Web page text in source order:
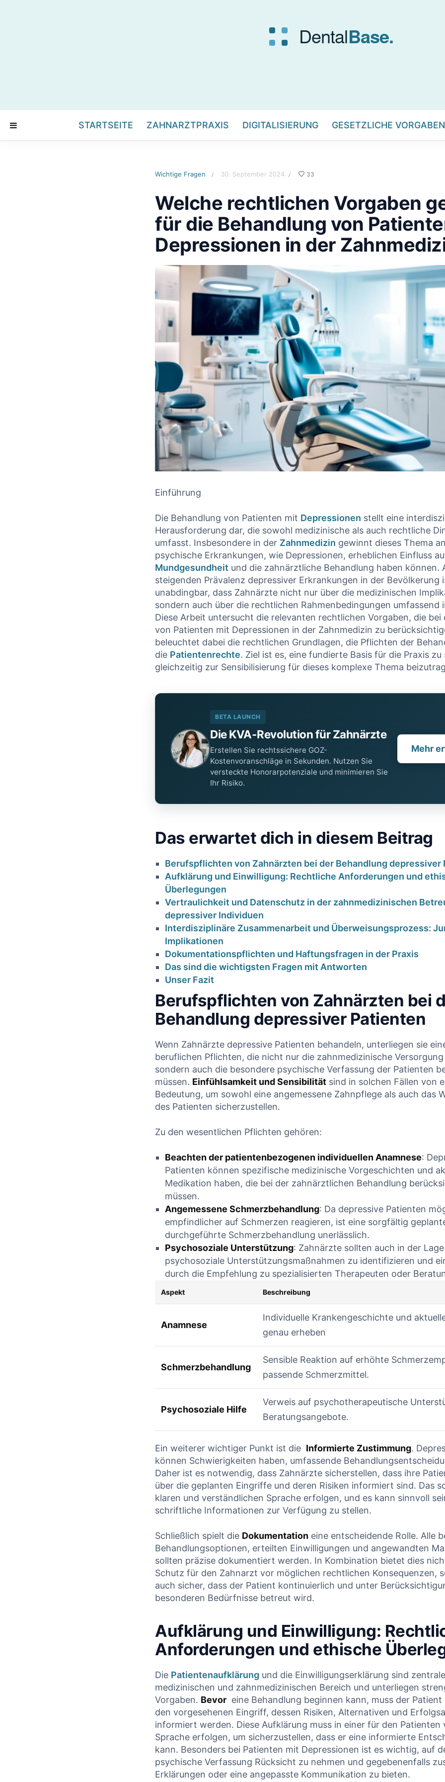
HKP korrekt
erstellt – warum
die PKV trotzdem
kürzt |
Fachanalyse für
Zahnärzte
18. Januar 2026
HKP-
Plausibilitätscheck:
Wird dieser Heil-
und Kostenplan
von der PKV
gekürzt?
17. Januar 2026
STARTSEITE ZAHNARZTPRAXIS DIGITALISIERUNG GESETZLICHE VORGABEN
Wichtige Fragen / 30. September 2024 / 33
Welche rechtlichen Vorgaben
für die Behandlung von
Depressionen in der
Einführung
Die Behandlung von Patienten mit Depressionen stellt eine‍
Herausforderung dar, die sowohl medizinische als auch rechtliche
umfasst. Insbesondere in der Zahnmedizin gewinnt dieses Thema
psychische Erkrankungen, wie Depressionen, erheblichen Einfluss
Mundgesundheit und die zahnärztliche Behandlung haben können.
⁣steigenden‌ Prävalenz depressiver Erkrankungen ‌in der Bevölkerung
unabdingbar, dass​ Zahnärzte nicht nur über die medizinischen
sondern auch über die rechtlichen Rahmenbedingungen umfassend
Diese Arbeit untersucht‌ die relevanten rechtlichen Vorgaben, die bei
von ‌Patienten mit ⁤Depressionen in der Zahnmedizin zu
beleuchtet dabei ⁤die rechtlichen Grundlagen, die Pflichten der
die Patientenrechte.‌ Ziel ist ​es, ⁣eine ‌fundierte Basis ⁤für ⁢die Praxis
gleichzeitig zur Sensibilisierung für dieses komplexe ⁢Thema
BETA LAUNCH
Die KVA-Revolution für Zahnärzte
Erstellen Sie rechtssichere GOZ-
Kostenvoranschläge in Sekunden. Nutzen Sie
versteckte Honorarpotenziale und minimieren Sie
Ihr Risiko.
Mehr
Das erwartet dich in diesem Beitrag
Berufspflichten von Zahnärzten bei der Behandlung depressiver
Aufklärung ‌und Einwilligung: Rechtliche‌ Anforderungen und
Überlegungen
Vertraulichkeit und Datenschutz in der zahnmedizinischen
depressiver Individuen
Interdisziplinäre ‌Zusammenarbeit und ​Überweisungsprozess:
Implikationen
Dokumentationspflichten und Haftungsfragen in der​ Praxis
Das sind die wichtigsten Fragen⁤ mit Antworten
Unser Fazit
Berufspflichten von Zahnärzten bei
Behandlung depressiver Patienten
Wenn Zahnärzte depressive Patienten ‍behandeln, unterliegen ⁣sie
beruflichen Pflichten, die nicht nur die zahnmedizinische
sondern auch die besondere psychische Verfassung der Patienten
müssen. Einfühlsamkeit und Sensibilität sind in‍ solchen Fällen ​von
Bedeutung, um sowohl eine ⁣angemessene Zahnpflege als⁤ auch das
des⁤ Patienten sicherzustellen.
Zu den wesentlichen Pflichten gehören:
Beachten der patientenbezogenen ‍individuellen Anamnese:
Patienten können spezifische medizinische Vorgeschichten und
‌Medikation haben, die bei​ der zahnärztlichen Behandlung
müssen.
Angemessene⁢ Schmerzbehandlung: Da ​depressive Patienten
empfindlicher auf Schmerzen ‍reagieren, ist eine sorgfältig
durchgeführte Schmerzbehandlung unerlässlich.
Psychosoziale Unterstützung: Zahnärzte sollten auch ​in der
psychosoziale Unterstützungsmaßnahmen zu identifizieren und
durch die Empfehlung zu spezialisierten​ Therapeuten oder
Aspekt Beschreibung
Anamnese
Individuelle ​Krankengeschichte und
genau erheben
Schmerzbehandlung
Sensible Reaktion auf erhöhte
⁢passende Schmerzmittel.
Psychosoziale​ Hilfe
Verweis auf psychotherapeutische
Beratungsangebote.
Ein ‌weiterer wichtiger Punkt ist die ‌ Informierte Zustimmung.
können Schwierigkeiten haben, umfassende
Daher ist es notwendig, dass Zahnärzte sicherstellen, dass ihre
über ⁣die ‌geplanten Eingriffe und deren Risiken informiert ​sind. Das
klaren und verständlichen Sprache erfolgen, und es kann sinnvoll
schriftliche Informationen zur Verfügung zu stellen.
Schließlich ⁣spielt die Dokumentation eine ⁢entscheidende Rolle. Alle
⁢Behandlungsoptionen, erteilten Einwilligungen und angewandten
sollten präzise dokumentiert werden. ⁤In Kombination ‍bietet​ dies
Schutz für den Zahnarzt vor möglichen rechtlichen Konsequenzen,
auch sicher, dass ⁣der Patient kontinuierlich und unter
besonderen Bedürfnisse betreut wird.
Aufklärung‌ und Einwilligung:
Anforderungen und ethische
Die Patientenaufklärung und⁤ die Einwilligungserklärung sind
medizinischen und zahnmedizinischen Bereich und unterliegen
Vorgaben. Bevor
eine Behandlung ‌beginnen kann, muss der
den vorgesehenen Eingriff, dessen Risiken, Alternativen und
informiert werden. Diese Aufklärung muss in⁣ einer⁣ für den Patienten
Sprache ⁣erfolgen, um sicherzustellen, dass er eine informierte
kann.⁣ Besonders bei Patienten mit Depressionen ist es ⁤wichtig, auf
psychische Verfassung Rücksicht zu nehmen und gegebenenfalls
Erklärungen oder eine ⁣angepasste ⁣Kommunikation zu bieten.